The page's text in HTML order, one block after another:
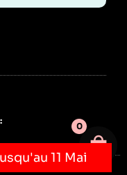
11 Mai
Votre
0